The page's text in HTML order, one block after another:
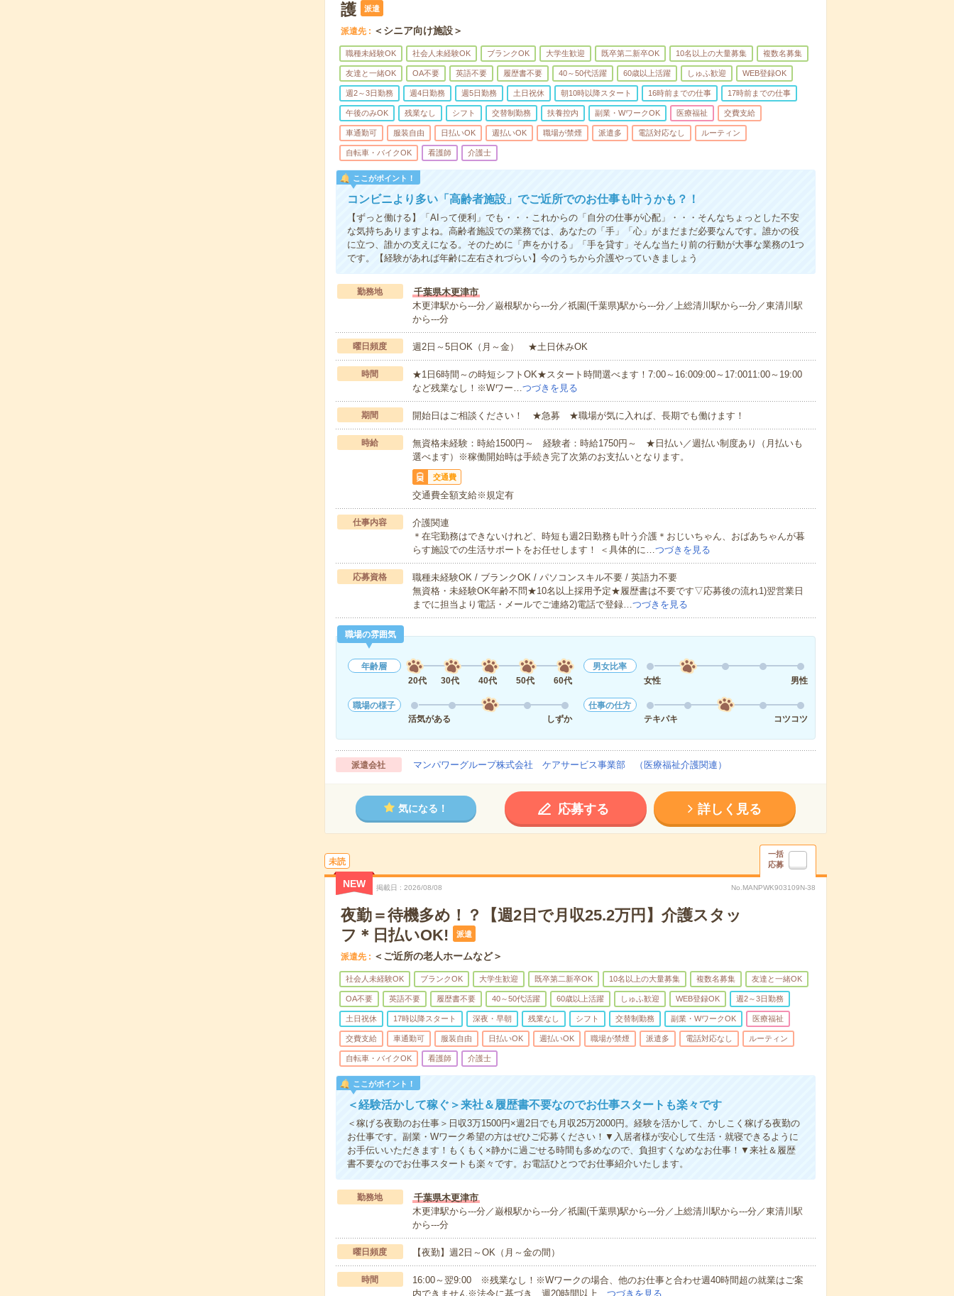
護
派遣
派遣先 ＜シニア向け施設＞
職種未経験OK 社会人未経験OK ブランクOK 大学生歓迎 既卒第二新卒OK 10名以上の大量募集 複数名募集
友達と一緒OK OA不要 英語不要 履歴書不要 40～50代活躍 60歳以上活躍 しゅふ歓迎 WEB登録OK
週2～3日勤務 週4日勤務 週5日勤務 土日祝休 朝10時以降スタート 16時前までの仕事 17時前までの仕事
午後のみOK 残業なし シフト 交替制勤務 扶養控内 副業・WワークOK 医療福祉 交費支給
車通勤可 服装自由 日払いOK 週払いOK 職場が禁煙 派遣多 電話対応なし ルーティン
自転車・バイクOK 看護師 介護士
ここがポイント！
コンビニより多い「高齢者施設」でご近所でのお仕事も叶うかも？！
【ずっと働ける】「AIって便利」でも・・・これからの「自分の仕事が心配」・・・そんなちょっとした不安
な気持ちありますよね。高齢者施設での業務では、あなたの「手」「心」がまだまだ必要なんです。誰かの役
に立つ、誰かの支えになる。そのために「声をかける」「手を貸す」そんな当たり前の行動が大事な業務の1つ
です。【経験があれば年齢に左右されづらい】今のうちから介護やっていきましょう
勤務地
千葉県木更津市
木更津駅から---分／巌根駅から---分／祇園(千葉県)駅から---分／上総清川駅から---分／東清川駅
から---分
曜日頻度 週2日～5日OK（月～金） ★土日休みOK
時間
★1日6時間～の時短シフトOK★スタート時間選べます！7:00～16:009:00～17:0011:00～19:00
など残業なし！※Wワー…つづきを見る
期間 開始日はご相談ください！ ★急募 ★職場が気に入れば、長期でも働けます！
時給
無資格未経験：時給1500円～ 経験者：時給1750円～ ★日払い／週払い制度あり（月払いも
選べます）※稼働開始時は手続き完了次第のお支払いとなります。
交通費
交通費全額支給※規定有
仕事内容
介護関連
＊在宅勤務はできないけれど、時短も週2日勤務も叶う介護＊おじいちゃん、おばあちゃんが暮
らす施設での生活サポートをお任せします！ ＜具体的に…つづきを見る
応募資格
職種未経験OK / ブランクOK / パソコンスキル不要 / 英語力不要
無資格・未経験OK年齢不問★10名以上採用予定★履歴書は不要です▽応募後の流れ1)翌営業日
までに担当より電話・メールでご連絡2)電話で登録…つづきを見る
職場の雰囲気
年齢層
20代
30代 40代 50代 60代
男女比率
女性
男性
職場の様子
活気がある
しずか
仕事の仕方
テキパキ
コツコツ
派遣会社 マンパワーグループ株式会社 ケアサービス事業部 （医療福祉介護関連）
気になる！ 応募する 詳しく見る
未読
一括
応募
NEW 掲載日 2026/08/08 No.MANPWK903109N-38
夜勤＝待機多め！？【週2日で月収25.2万円】介護スタッ
フ＊日払いOK!
派遣
派遣先 ＜ご近所の老人ホームなど＞
社会人未経験OK ブランクOK 大学生歓迎 既卒第二新卒OK 10名以上の大量募集 複数名募集 友達と一緒OK
OA不要 英語不要 履歴書不要 40～50代活躍 60歳以上活躍 しゅふ歓迎 WEB登録OK 週2～3日勤務
土日祝休 17時以降スタート 深夜・早朝 残業なし シフト 交替制勤務 副業・WワークOK 医療福祉
交費支給 車通勤可 服装自由 日払いOK 週払いOK 職場が禁煙 派遣多 電話対応なし ルーティン
自転車・バイクOK 看護師 介護士
ここがポイント！
＜経験活かして稼ぐ＞来社＆履歴書不要なのでお仕事スタートも楽々です
＜稼げる夜勤のお仕事＞日収3万1500円×週2日でも月収25万2000円。経験を活かして、かしこく稼げる夜勤の
お仕事です。副業・Wワーク希望の方はぜひご応募ください！▼入居者様が安心して生活・就寝できるように
お手伝いいただきます！もくもく×静かに過ごせる時間も多めなので、負担すくなめなお仕事！▼来社＆履歴
書不要なのでお仕事スタートも楽々です。お電話ひとつでお仕事紹介いたします。
勤務地
千葉県木更津市
木更津駅から---分／巌根駅から---分／祇園(千葉県)駅から---分／上総清川駅から---分／東清川駅
から---分
曜日頻度 【夜勤】週2日～OK（月～金の間）
時間
16:00～翌9:00 ※残業なし！※Wワークの場合、他のお仕事と合わせ週40時間超の就業はご案
内できません※法令に基づき、週20時間以上… つづきを見る